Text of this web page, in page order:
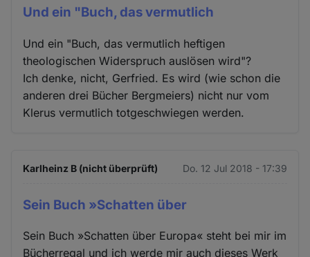
Und ein "Buch, das vermutlich
Und ein "Buch, das vermutlich heftigen
theologischen Widerspruch auslösen wird"?
Ich denke, nicht, Gerfried. Es wird (wie schon die
anderen drei Bücher Bergmeiers) nicht nur vom
Klerus vermutlich totgeschwiegen werden.
Karlheinz B (nicht überprüft) Do. 12 Jul 2018 - 17:39
Sein Buch »Schatten über
Sein Buch »Schatten über Europa« steht bei mir im
Bücherregal und ich werde mir auch dieses Werk